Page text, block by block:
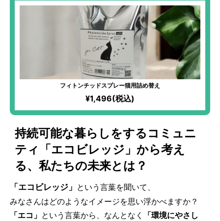
フィトンチッドスプレー猫用詰め替え
¥1,496(税込)
持続可能な暮らしをするコミュニ
ティ「エコビレッジ」から考え
る、私たちの未来とは？
「エコビレッジ」 という言葉を聞いて、
みなさんはどのようなイメージを思い浮かべますか？
「エコ」 という言葉から、なんとなく
「環境にやさし